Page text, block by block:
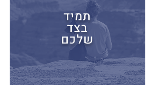
תמיד
בצד
שלכם